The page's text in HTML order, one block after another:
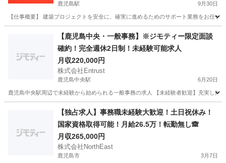
鹿児島駅 9月30日
【仕事概要】 建築プロジェクトを安全に、確実に進めるためのサポート業務をお任
鹿児島市 鹿児島駅 事務 鹿児島 事務
【鹿児島中央・一般事務】※ジモティー限定面談
確約！完全週休2日制！未経験可能求人
月収220,000円
株式会社Entrust
鹿児島中央駅 6月20日
鹿児島中央駅周辺で未経験から始められる一般事務の求人 【未経験者歓迎】充実し
鹿児島市 鹿児島中央駅 事務 未経験
【独占求人】事務職未経験大歓迎！土日祝休み！
国家資格取得可能！月給26.5万！転勤無し🙈
月収265,000円
株式会社NorthEast
鹿児島市 3月7日